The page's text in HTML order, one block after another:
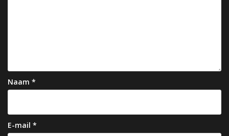
a
t
i
e
Naam *
E-mail *